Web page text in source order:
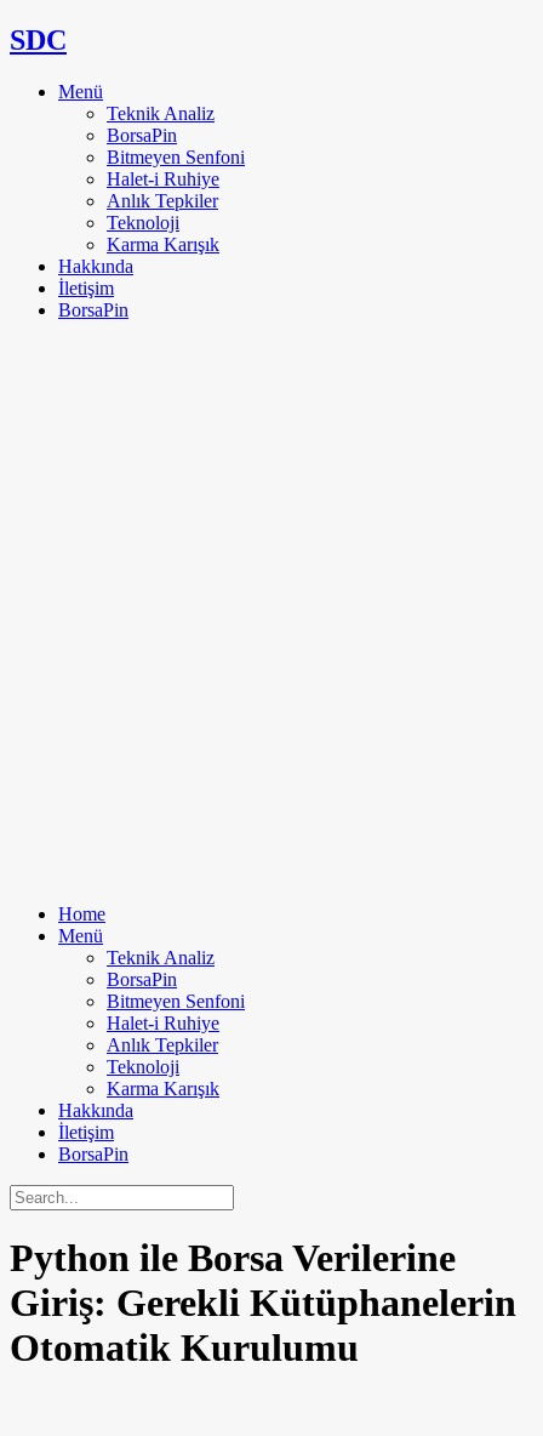
SDC
Menü
Teknik Analiz
BorsaPin
Bitmeyen Senfoni
Halet-i Ruhiye
Anlık Tepkiler
Teknoloji
Karma Karışık
Hakkında
İletişim
BorsaPin
Home
Menü
Teknik Analiz
BorsaPin
Bitmeyen Senfoni
Halet-i Ruhiye
Anlık Tepkiler
Teknoloji
Karma Karışık
Hakkında
İletişim
BorsaPin
Python ile Borsa Verilerine
Giriş: Gerekli Kütüphanelerin
Otomatik Kurulumu